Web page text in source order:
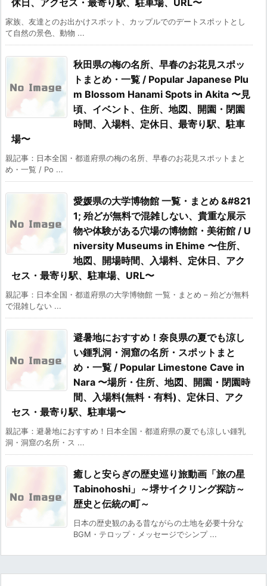
家族、友達とのお出かけスポット、カップルでのデートスポットとし
て自然の景色、動物 ...
秋田県の梅の名所、早春のお花見スポッ
トまとめ・一覧 / Popular Japanese Plu
m Blossom Hanami Spots in Akita 〜見
頃、イベント、住所、地図、開園・閉園
時間、入場料、定休日、最寄り駅、駐車
場〜
親記事：日本全国・都道府県の梅の名所、早春のお花見スポットまと
め・一覧 / Po ...
愛媛県の大学博物館 一覧・まとめ &#821
1; 殆どが無料で混雑しない、貴重な展示
物や体験がある穴場の博物館・美術館 / U
niversity Museums in Ehime 〜住所、
地図、開場時間、入場料、定休日、アク
セス・最寄り駅、駐車場、URL〜
親記事：日本全国・都道府県の大学博物館 一覧・まとめ – 殆どが無料
で混雑しない ...
避暑地におすすめ！奈良県の夏でも涼し
い鍾乳洞・洞窟の名所・スポットまと
め・一覧 / Popular Limestone Cave in
Nara 〜場所・住所、地図、開園・閉園時
間、入場料(無料・有料)、定休日、アク
セス・最寄り駅、駐車場〜
親記事：避暑地におすすめ！日本全国・都道府県の夏でも涼しい鍾乳
洞・洞窟の名所・ス ...
癒しと安らぎの歴史巡り旅動画「旅の星
Tabinohoshi」～堺サイクリング探訪～
歴史と伝統の町～
日本の歴史観のある昔ながらの土地を必要十分な
BGM・テロップ・メッセージでシンプ ...